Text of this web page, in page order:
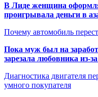
В Лиде женщина
проигрывала деньги в
Почему автомобиль
Пока муж был на
зарезала любовника из-
Диагностика двигателя
умного покупателя